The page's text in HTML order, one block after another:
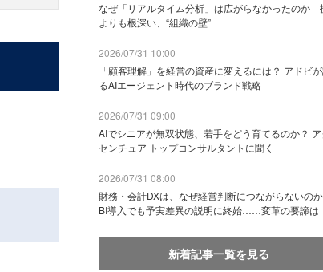
なぜ「リアルタイム分析」は広がらなかったのか
よりも根深い、“組織の壁”
2026/07/31 10:00
「顧客理解」を経営の資産に変えるには？ アドビ
るAIエージェント時代のブランド戦略
2026/07/31 09:00
AIでシニアが無双状態、若手をどう育てるのか？ ア
センチュア トップコンサルタントに聞く
2026/07/31 08:00
財務・会計DXは、なぜ経営判断につながらないの
BI導入でも予実差異の説明に終始……変革の要諦は
新着記事一覧を見る